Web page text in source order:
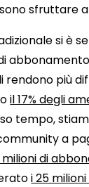
sfruttare
si è
più
il 17% degli
tempo,
a
milioni di
i 25